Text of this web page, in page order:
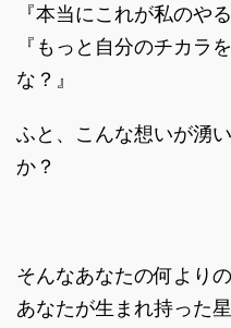
『本当にこれが私のや
『もっと自分のチカラ
な？』
ふと、こんな想いが湧
か？
そんなあなたの何より
あなたが生まれ持った星